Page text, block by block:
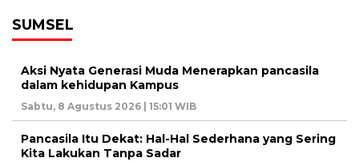
SUMSEL
Aksi Nyata Generasi Muda Menerapkan pancasila
dalam kehidupan Kampus
Sabtu, 8 Agustus 2026 | 15:01 WIB
Pancasila Itu Dekat: Hal-Hal Sederhana yang Sering
Kita Lakukan Tanpa Sadar